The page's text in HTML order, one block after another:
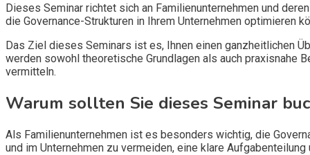
Dieses Seminar richtet sich an Familienunternehmen und
die Governance-Strukturen in Ihrem Unternehmen optimieren
Das Ziel dieses Seminars ist es, Ihnen einen ganzheitlichen
werden sowohl theoretische Grundlagen als auch praxisnahe
vermitteln.
Warum sollten Sie dieses Seminar
Als Familienunternehmen ist es besonders wichtig, die
und im Unternehmen zu vermeiden, eine klare